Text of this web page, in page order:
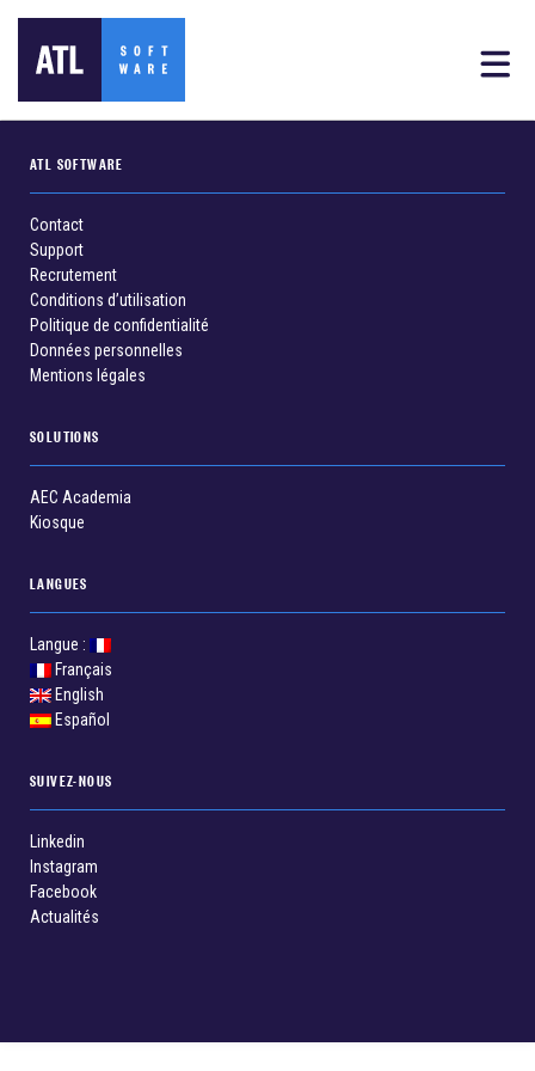
ATL SOFTWARE
Contact
Support
Recrutement
Conditions d’utilisation
Politique de confidentialité
Données personnelles
Mentions légales
SOLUTIONS
AEC Academia
Kiosque
LANGUES
Langue :
Français
English
Español
SUIVEZ-NOUS
Linkedin
Instagram
Facebook
Actualités